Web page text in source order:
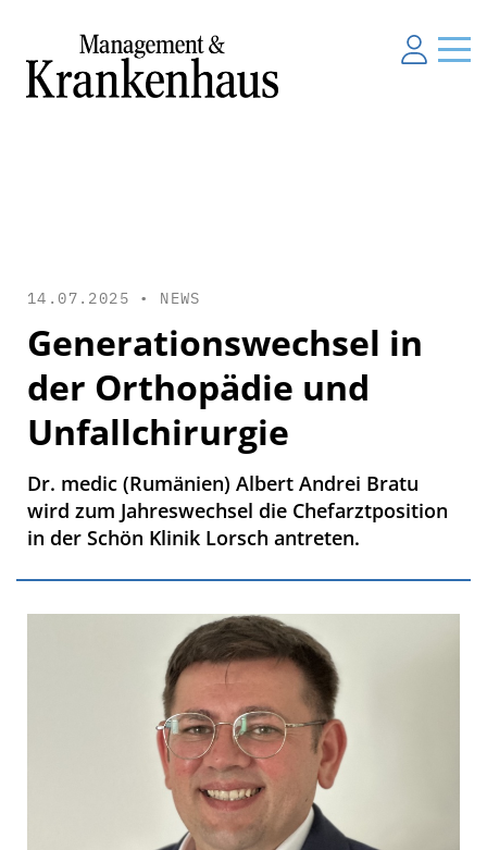
14.07.2025 • NEWS
Generationswechsel in
der Orthopädie und
Unfallchirurgie
Dr. medic (Rumänien) Albert Andrei Bratu
wird zum Jahreswechsel die Chefarztposition
in der Schön Klinik Lorsch antreten.